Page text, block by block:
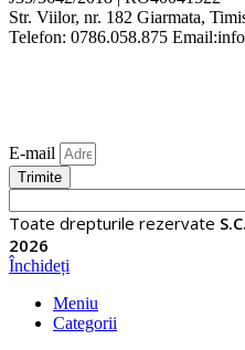
Str. Viilor, nr. 182 Giarmata,
Telefon: 0786.058.875
E-mail
Trimite
Toate drepturile rezervate
2026
Închideți
Meniu
Categorii